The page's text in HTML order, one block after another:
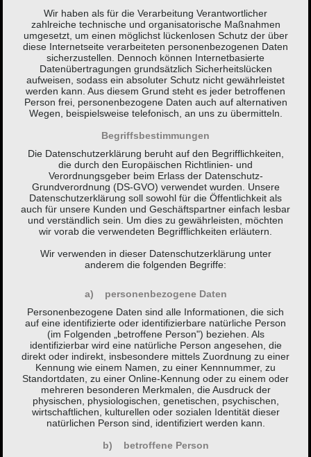
Wir haben als für die Verarbeitung Verantwortlicher
zahlreiche technische und organisatorische Maßnahmen
umgesetzt, um einen möglichst lückenlosen Schutz der über
diese Internetseite verarbeiteten personenbezogenen Daten
sicherzustellen. Dennoch können Internetbasierte
Datenübertragungen grundsätzlich Sicherheitslücken
aufweisen, sodass ein absoluter Schutz nicht gewährleistet
werden kann. Aus diesem Grund steht es jeder betroffenen
Person frei, personenbezogene Daten auch auf alternativen
Wegen, beispielsweise telefonisch, an uns zu übermitteln.
Begriffsbestimmungen
Die Datenschutzerklärung beruht auf den Begrifflichkeiten,
die durch den Europäischen Richtlinien- und
Verordnungsgeber beim Erlass der Datenschutz-
Grundverordnung (DS-GVO) verwendet wurden. Unsere
Datenschutzerklärung soll sowohl für die Öffentlichkeit als
auch für unsere Kunden und Geschäftspartner einfach lesbar
und verständlich sein. Um dies zu gewährleisten, möchten
wir vorab die verwendeten Begrifflichkeiten erläutern.
Wir verwenden in dieser Datenschutzerklärung unter
anderem die folgenden Begriffe:
a) personenbezogene Daten
Personenbezogene Daten sind alle Informationen, die sich
auf eine identifizierte oder identifizierbare natürliche Person
(im Folgenden „betroffene Person") beziehen. Als
identifizierbar wird eine natürliche Person angesehen, die
direkt oder indirekt, insbesondere mittels Zuordnung zu einer
Kennung wie einem Namen, zu einer Kennnummer, zu
Standortdaten, zu einer Online-Kennung oder zu einem oder
mehreren besonderen Merkmalen, die Ausdruck der
physischen, physiologischen, genetischen, psychischen,
wirtschaftlichen, kulturellen oder sozialen Identität dieser
natürlichen Person sind, identifiziert werden kann.
b) betroffene Person